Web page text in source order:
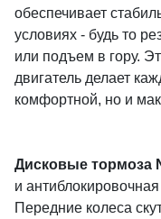
обеспечивает
условиях - будь то
или подъем в гору.
двигатель делает
комфортной, но и
Дисковые тормоза
и
Передние колеса